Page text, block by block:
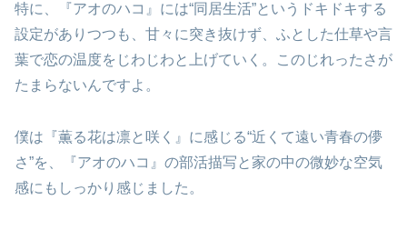
特に、『アオのハコ』には“同居生活”というドキドキする
設定がありつつも、甘々に突き抜けず、ふとした仕草や言
葉で恋の温度をじわじわと上げていく。このじれったさが
たまらないんですよ。
僕は『薫る花は凛と咲く』に感じる“近くて遠い青春の儚
さ”を、『アオのハコ』の部活描写と家の中の微妙な空気
感にもしっかり感じました。